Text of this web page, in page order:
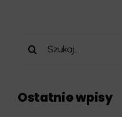
Szukaj
Ostatnie wpisy